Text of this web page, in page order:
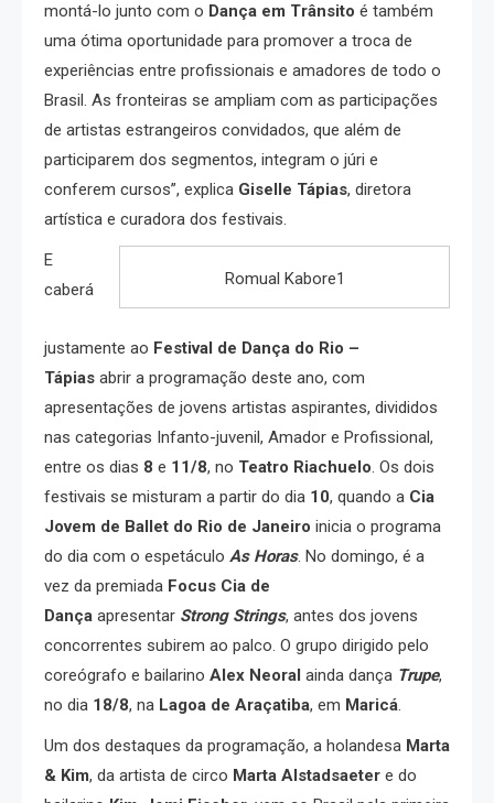
montá-lo junto com o Dança em Trânsito é também
uma ótima oportunidade para promover a troca de
experiências entre profissionais e amadores de todo o
Brasil. As fronteiras se ampliam com as participações
de artistas estrangeiros convidados, que além de
participarem dos segmentos, integram o júri e
conferem cursos”, explica Giselle Tápias, diretora
artística e curadora dos festivais.
Romual Kabore1
E
caberá
justamente ao Festival de Dança do Rio –
Tápias abrir a programação deste ano, com
apresentações de jovens artistas aspirantes, divididos
nas categorias Infanto-juvenil, Amador e Profissional,
entre os dias 8 e 11/8, no Teatro Riachuelo. Os dois
festivais se misturam a partir do dia 10, quando a Cia
Jovem de Ballet do Rio de Janeiro inicia o programa
do dia com o espetáculo As Horas. No domingo, é a
vez da premiada Focus Cia de
Dança apresentar Strong Strings, antes dos jovens
concorrentes subirem ao palco. O grupo dirigido pelo
coreógrafo e bailarino Alex Neoral ainda dança Trupe,
no dia 18/8, na Lagoa de Araçatiba, em Maricá.
Um dos destaques da programação, a holandesa Marta
& Kim, da artista de circo Marta Alstadsaeter e do